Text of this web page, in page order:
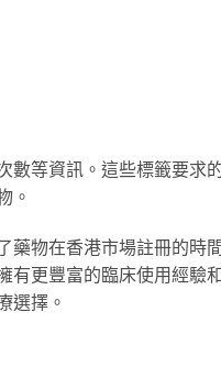
數等資訊。這些標籤要求
。
藥物在香港市場註冊的時
有更豐富的臨床使用經驗
選擇。